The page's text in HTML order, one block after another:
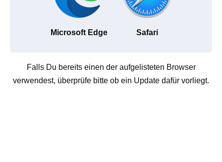
Microsoft Edge Safari
Falls Du bereits einen der aufgelisteten Browser
verwendest, überprüfe bitte ob ein Update dafür vorliegt.